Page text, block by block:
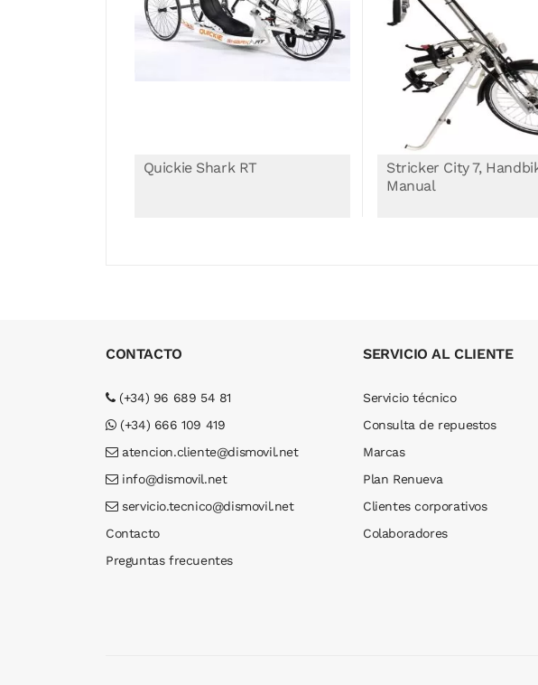
Quickie Shark RT
Stricker City 7,
Manual
CONTACTO
(+34) 96 689 54 81
(+34) 666 109 419
atencion.cliente@dismovil.net
info@dismovil.net
servicio.tecnico@dismovil.net
Contacto
Preguntas frecuentes
SERVICIO AL CLIENTE
Servicio técnico
Consulta de repuestos
Marcas
Plan Renueva
Clientes corporativos
Colaboradores